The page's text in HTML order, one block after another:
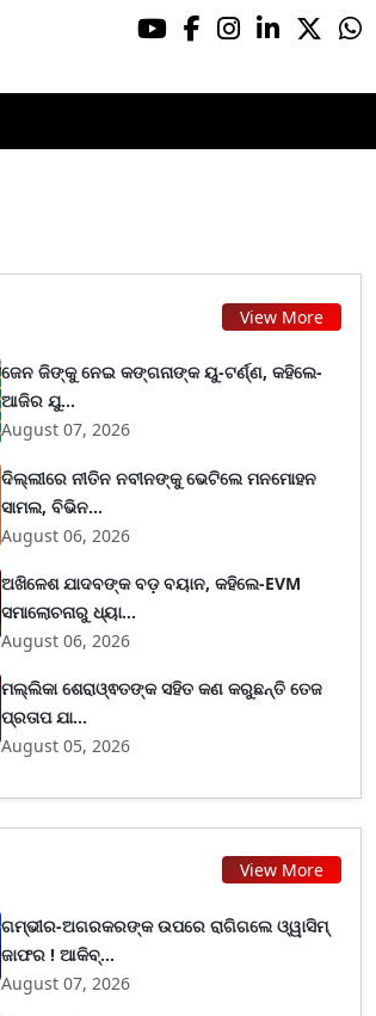
View More
ଜେନ ଜିଙ୍କୁ ନେଇ କଙ୍ଗନାଙ୍କ ୟୁ-ଟର୍ଣ୍ଣ, କହିଲେ-
ଆଜିର ଯୁ...
August 07, 2026
ଦିଲ୍ଲୀରେ ନୀତିନ ନବୀନଙ୍କୁ ଭେଟିଲେ ମନମୋହନ
ସାମଲ, ବିଭିନ...
August 06, 2026
ଅଖିଳେଶ ଯାଦବଙ୍କ ବଡ଼ ବୟାନ, କହିଲେ-EVM
ସମାଲୋଚନାରୁ ଧ୍ୟା...
August 06, 2026
ମଲ୍ଲିକା ଶେରାଓ୍ଵତଙ୍କ ସହିତ କଣ କରୁଛନ୍ତି ତେଜ
ପ୍ରତାପ ଯା...
August 05, 2026
View More
ଗମ୍ଭୀର-ଅଗରକରଙ୍କ ଉପରେ ରାଗିଗଲେ ଓ୍ୱାସିମ୍
ଜାଫର ! ଆକିବ୍...
August 07, 2026